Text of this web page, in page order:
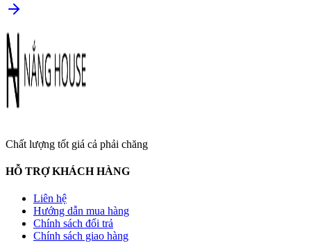
Chất lượng tốt giá cả phải chăng
HỖ TRỢ KHÁCH HÀNG
Liên hệ
Hướng dẫn mua hàng
Chính sách đổi trả
Chính sách giao hàng